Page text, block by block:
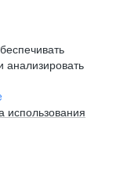
анализировать
использования